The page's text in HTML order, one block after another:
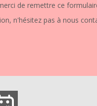
de remettre ce
n'hésitez pas à nous